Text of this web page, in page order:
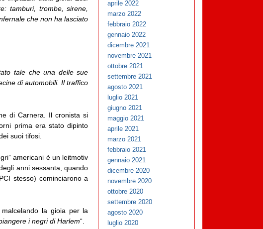
tamburi, trombe, sirene,
che non ha lasciato
tale che una delle sue
di automobili. Il traffico
di Carnera. Il cronista si
prima era stato dipinto
suoi tifosi.
americani è un leitmotiv
anni sessanta, quando
stesso) cominciarono a
la gioia per la
i negri di Harlem“.
aprile 2022
marzo 2022
febbraio 2022
gennaio 2022
dicembre 2021
novembre 2021
ottobre 2021
settembre 2021
agosto 2021
luglio 2021
giugno 2021
maggio 2021
aprile 2021
marzo 2021
febbraio 2021
gennaio 2021
dicembre 2020
novembre 2020
ottobre 2020
settembre 2020
agosto 2020
luglio 2020